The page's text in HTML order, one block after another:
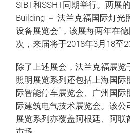
SIBT和SSHT同期举行。两展
Building － 法兰克福国际灯光
设备展览会”，该展每两年在
次，来届将于2018年3月18至
除了上述展会，法兰克福展览
照明展览系列还包括上海国际
际智能停车展览会、广州国际
际建筑电气技术展览会。该公
展览系列亦覆盖阿根廷、阿联